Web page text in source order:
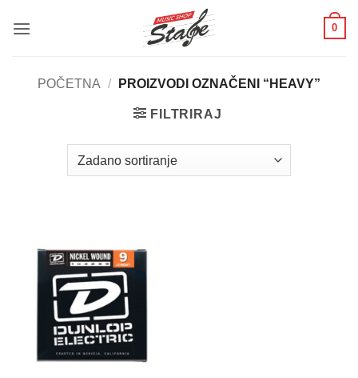
0
POČETNA / PROIZVODI OZNAČENI “HEAVY”
FILTRIRAJ